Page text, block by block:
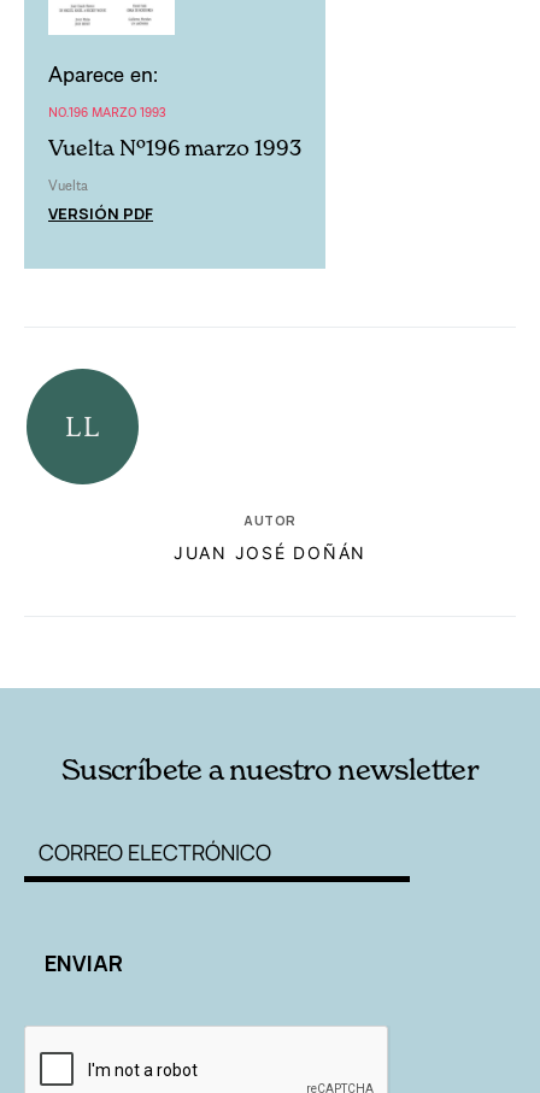
Aparece en:
NO.196 MARZO 1993
Vuelta Nº196 marzo 1993
Vuelta
VERSIÓN PDF
AUTOR
JUAN JOSÉ DOÑÁN
Suscríbete a nuestro newsletter